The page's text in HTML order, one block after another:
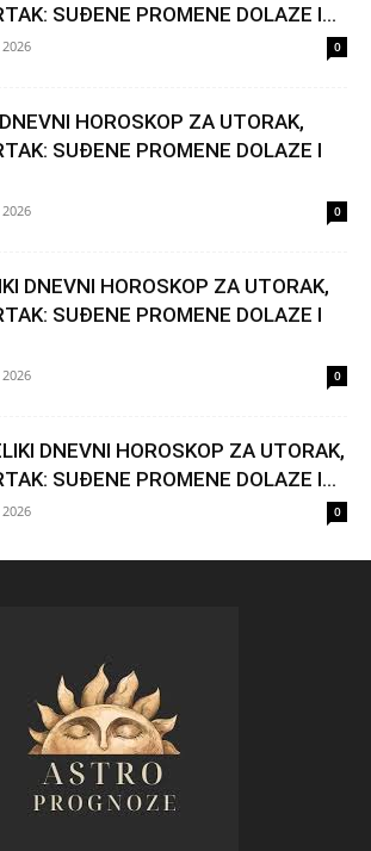
SUĐENE PROMENE DOLAZE I...
0
HOROSKOP ZA UTORAK,
SUĐENE PROMENE DOLAZE I
0
DNEVNI HOROSKOP ZA UTORAK,
SUĐENE PROMENE DOLAZE I
0
DNEVNI HOROSKOP ZA UTORAK,
SUĐENE PROMENE DOLAZE I...
0